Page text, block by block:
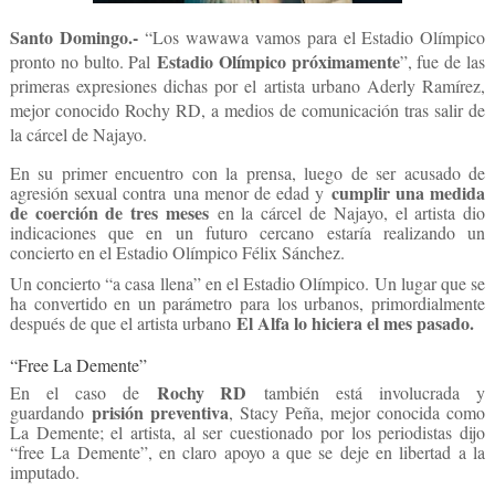
Santo Domingo.-“Los wawawa vamos para el Estadio Olímpico
pronto no bulto. Pal Estadio Olímpico próximamente”, fue de las
primeras expresiones dichas por el artista urbano Aderly Ramírez,
mejor conocido Rochy RD, a medios de comunicación tras salir de
la cárcel de Najayo.
En su primer encuentro con la prensa, luego de ser acusado de
agresión sexual contra una menor de edad ycumplir una medida
de coerción de tres mesesen la cárcel de Najayo, el artista dio
indicaciones que en un futuro cercano estaría realizando un
concierto en el Estadio Olímpico Félix Sánchez.
Un concierto “a casa llena” en el Estadio Olímpico. Un lugar que se
ha convertido en un parámetro para los urbanos, primordialmente
después de que el artista urbano El Alfa lo hiciera el mes pasado.
“Free La Demente”
En el caso de Rochy RD también está involucrada y
guardando prisión preventiva, Stacy Peña, mejor conocida como
La Demente; el artista, al ser cuestionado por los periodistas dijo
“free La Demente”, en claro apoyo a que se deje en libertad a la
imputado.